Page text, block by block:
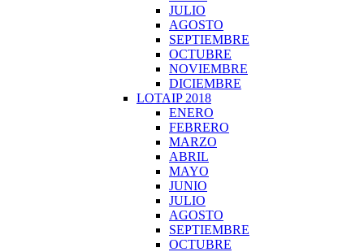
JULIO
AGOSTO
SEPTIEMBRE
OCTUBRE
NOVIEMBRE
DICIEMBRE
LOTAIP 2018
ENERO
FEBRERO
MARZO
ABRIL
MAYO
JUNIO
JULIO
AGOSTO
SEPTIEMBRE
OCTUBRE